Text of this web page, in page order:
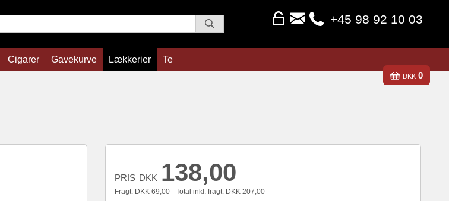
DKK 0
+45 98 92 10 03
Cigarer Gavekurve Lækkerier Te
PRIS DKK 138,00
Fragt: DKK69,00 - Total inkl. fragt: DKK207,00